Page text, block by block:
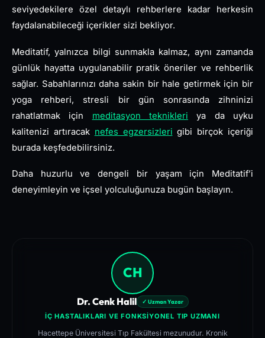
seviyedekilere özel detaylı rehberlere kadar herkesin
faydalanabileceği içerikler sizi bekliyor.
Meditatif, yalnızca bilgi sunmakla kalmaz, aynı zamanda
günlük hayatta uygulanabilir pratik öneriler ve rehberlik
sağlar. Sabahlarınızı daha sakin bir hale getirmek için bir
yoga rehberi, stresli bir gün sonrasında zihninizi
rahatlatmak için meditasyon teknikleri ya da uyku
kalitenizi artıracak nefes egzersizleri gibi birçok içeriği
burada keşfedebilirsiniz.
Daha huzurlu ve dengeli bir yaşam için Meditatif’i
deneyimleyin ve içsel yolculuğunuza bugün başlayın.
CH
Dr. Cenk Halil ✓ Uzman Yazar
İÇ HASTALIKLARI VE FONKSIYONEL TIP UZMANI
Hacettepe Üniversitesi Tıp Fakültesi mezunudur. Kronik